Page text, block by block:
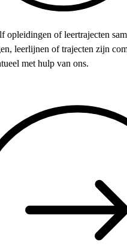
opleidingen of leertrajecten
leerlijnen of trajecten zijn
met hulp van ons.